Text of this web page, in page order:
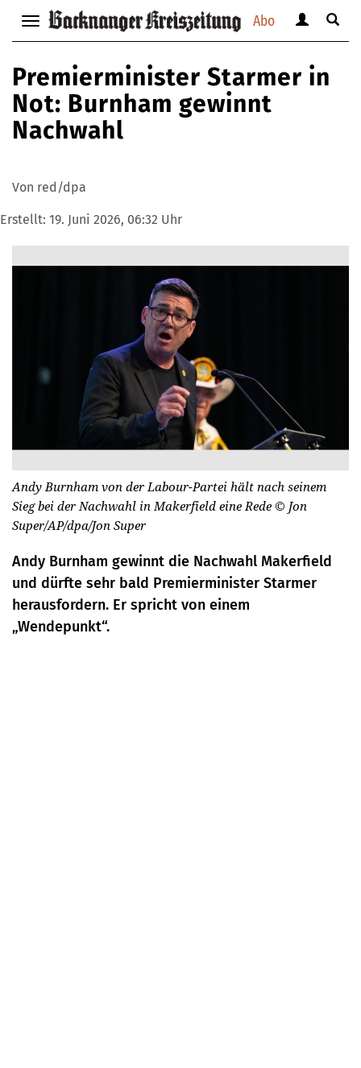
Abo
Navigation
anzeigen
verbergen
anzeigen
verbergen
Suche
Premierminister Starmer in
Not: Burnham gewinnt
Nachwahl
Von red/dpa
Erstellt: 19. Juni 2026, 06:32 Uhr
Andy Burnham von der Labour-Partei hält nach seinem
Sieg bei der Nachwahl in Makerfield eine Rede © Jon
Super/AP/dpa/Jon Super
Andy Burnham gewinnt die Nachwahl Makerfield
und dürfte sehr bald Premierminister Starmer
herausfordern. Er spricht von einem
„Wendepunkt“.